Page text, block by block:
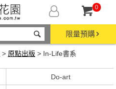
0
限量預購
> 原點出版 > In-Life書系
Do-art